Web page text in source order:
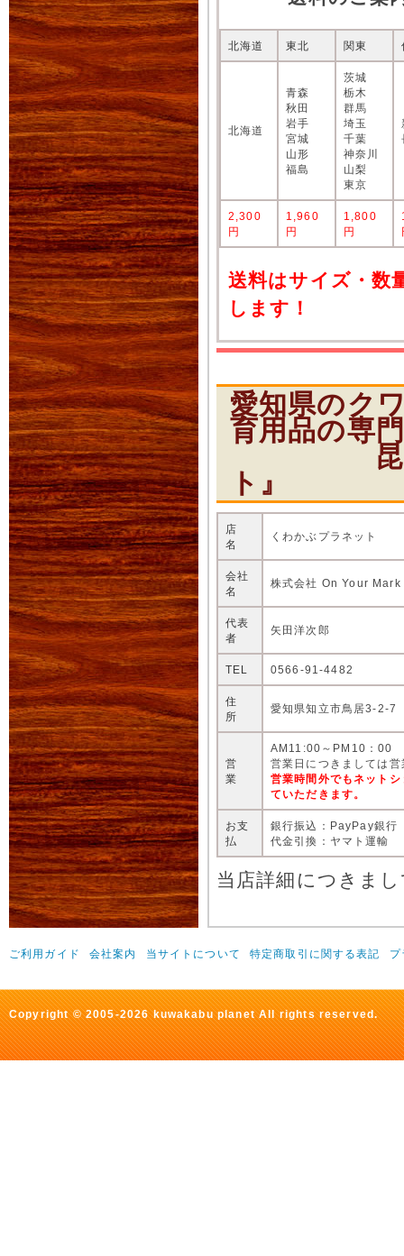
北海道 東北 関東
北海道
青森
秋田
岩手
宮城
山形
福島
茨城
栃木
群馬
埼玉
千葉
神奈川
山梨
東京
2,300
円
1,960
円
1,800
円
送料はサイズ・数
します！
愛知県のク
育用品の専
昆虫シ
ト』
店
名
くわかぶプラネット
会社
名
株式会社 On Your Mark
代表
者
矢田洋次郎
TEL 0566-91-4482
住
所
愛知県知立市鳥居3-2-7
営
業
AM11:00～PM10：00
営業日につきましては
営業時間外でもネット
ていただきます。
お支
払
銀行振込：PayPay銀行
代金引換：ヤマト運輸
当店詳細につきま
ご利用ガイド 会社案内 当サイトについて 特定商取引に関する表記 プ
Copyright © 2005-2026 kuwakabu planet All rights reserved.